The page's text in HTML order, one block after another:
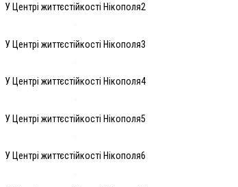
У Центрі життєстійкості Нікополя2
У Центрі життєстійкості Нікополя3
У Центрі життєстійкості Нікополя4
У Центрі життєстійкості Нікополя5
У Центрі життєстійкості Нікополя6